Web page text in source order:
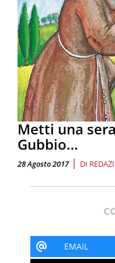
Metti una
Gubbio…
28 Agosto 2017 | DI
EMAIL